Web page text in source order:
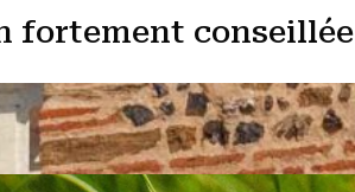
fortement conseillée